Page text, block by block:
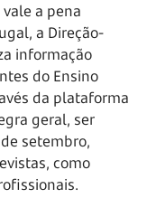
a pena
a Direção-
informação
do Ensino
da plataforma
geral, ser
setembro,
como